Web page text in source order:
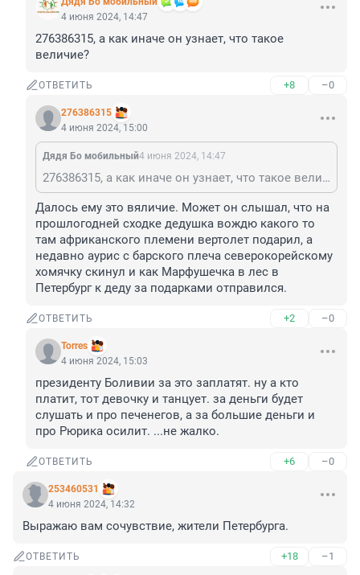
4 июня 2024, 14:47
276386315, а как иначе он узнает, что такое
величие?
ОТВЕТИТЬ +8 –0
276386315
4 июня 2024, 15:00
Дядя Бо мобильный4 июня 2024, 14:47
276386315, а как иначе он узнает, что такое величие?
Далось ему это вяличие. Может он слышал, что на
прошлогодней сходке дедушка вождю какого то
там африканского племени вертолет подарил, а
недавно аурис с барского плеча северокорейскому
хомячку скинул и как Марфушечка в лес в
Петербург к деду за подарками отправился.
ОТВЕТИТЬ +2 –0
Torres
4 июня 2024, 15:03
президенту Боливии за это заплатят. ну а кто
платит, тот девочку и танцует. за деньги будет
слушать и про печенегов, а за большие деньги и
про Рюрика осилит. ...не жалко.
ОТВЕТИТЬ +6 –0
253460531
4 июня 2024, 14:32
Выражаю вам сочувствие, жители Петербурга.
ОТВЕТИТЬ +18 –1